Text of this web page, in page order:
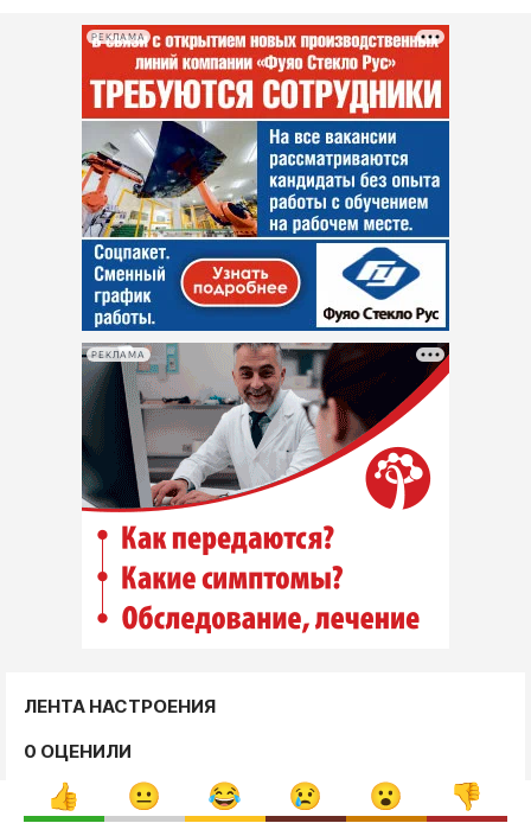
РЕКЛАМА
РЕКЛАМА
ЛЕНТА НАСТРОЕНИЯ
0 ОЦЕНИЛИ